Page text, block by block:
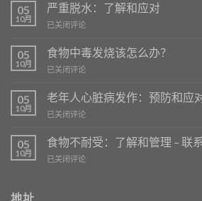
05
10月
严重脱水：了解和应对
Déshydratation
comprendre
et
已关闭评论
05
10月
食物中毒发烧该怎么办？
Fièvre
cas
d’intoxication
alimentaire
que
faire
?
已关闭评论
05
10月
老年人心脏病发作：预防和应
Crise
chez
les
Personnes
已关闭评论
05
10月
食物不耐受：了解和管理 – 联
Intolérances
已关闭评论
地址